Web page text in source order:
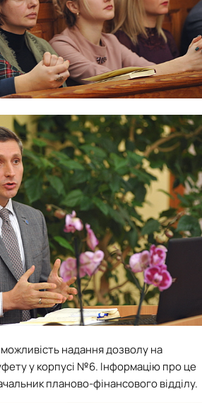
надання дозволу на
у корпусі №6. Інформацію про це
планово-фінансового відділу.